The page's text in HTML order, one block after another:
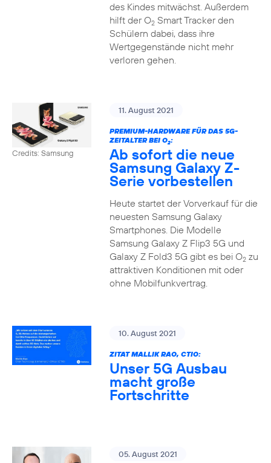
des Kindes mitwächst. Außerdem
hilft der O2Smart Tracker den
Schülern dabei, dass ihre
Wertgegenstände nicht mehr
verloren gehen.
Credits: Samsung
11. August 2021
PREMIUM-HARDWARE FÜR DAS 5G-
ZEITALTER BEI O2:
Ab sofort die neue
Samsung Galaxy Z-
Serie vorbestellen
Heute startet der Vorverkauf für die
neuesten Samsung Galaxy
Smartphones. Die Modelle
Samsung Galaxy Z Flip3 5G und
Galaxy Z Fold3 5G gibt es bei O2zu
attraktiven Konditionen mit oder
ohne Mobilfunkvertrag.
10. August 2021
ZITAT MALLIK RAO, CTIO:
Unser 5G Ausbau
macht große
Fortschritte
05. August 2021